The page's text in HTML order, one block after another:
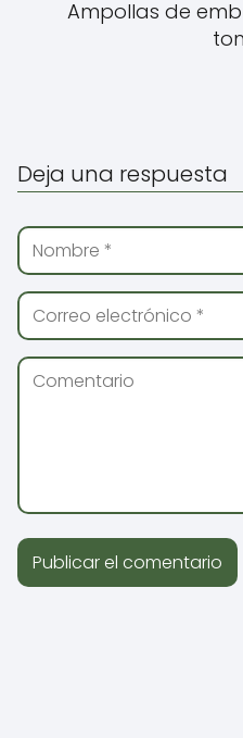
Ampollas de
Deja una respuesta